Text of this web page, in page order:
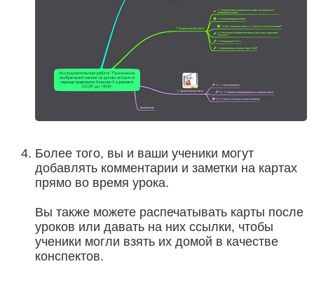
Более того, вы и ваши ученики могут
добавлять комментарии и заметки на картах
прямо во время урока.
Вы также можете распечатывать карты после
уроков или давать на них ссылки, чтобы
ученики могли взять их домой в качестве
конспектов.